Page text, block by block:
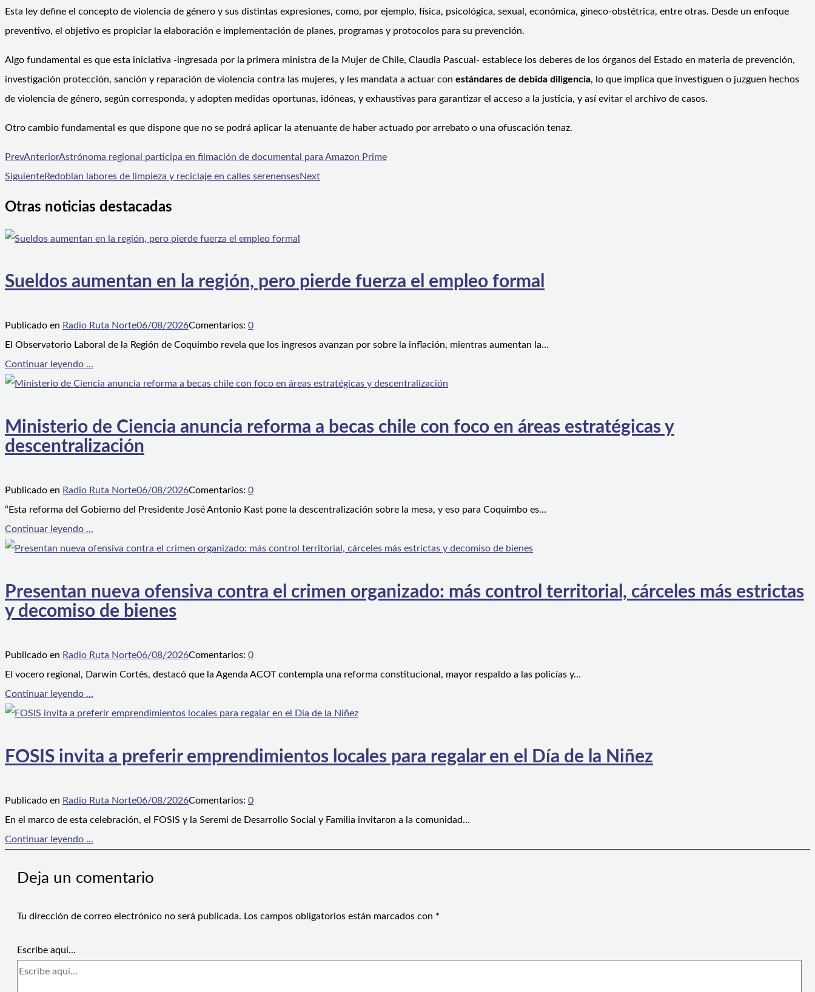
Esta ley define el concepto de violencia de género y sus distintas expresiones, como, por ejemplo, física, psicológica, sexual, económica, gineco-obstétrica, entre otras. Desde un enfoque
preventivo, el objetivo es propiciar la elaboración e implementación de planes, programas y protocolos para su prevención.
Algo fundamental es que esta iniciativa -ingresada por la primera ministra de la Mujer de Chile, Claudia Pascual- establece los deberes de los órganos del Estado en materia de prevención,
investigación protección, sanción y reparación de violencia contra las mujeres, y les mandata a actuar con estándares de debida diligencia, lo que implica que investiguen o juzguen hechos
de violencia de género, según corresponda, y adopten medidas oportunas, idóneas, y exhaustivas para garantizar el acceso a la justicia, y así evitar el archivo de casos.
Otro cambio fundamental es que dispone que no se podrá aplicar la atenuante de haber actuado por arrebato o una ofuscación tenaz.
PrevAnteriorAstrónoma regional participa en filmación de documental para Amazon Prime
SiguienteRedoblan labores de limpieza y reciclaje en calles serenensesNext
Otras noticias destacadas
Sueldos aumentan en la región, pero pierde fuerza el empleo formal
Publicado en Radio Ruta Norte06/08/2026Comentarios: 0
El Observatorio Laboral de la Región de Coquimbo revela que los ingresos avanzan por sobre la inflación, mientras aumentan la…
Continuar leyendo ...
Ministerio de Ciencia anuncia reforma a becas chile con foco en áreas estratégicas y
descentralización
Publicado en Radio Ruta Norte06/08/2026Comentarios: 0
“Esta reforma del Gobierno del Presidente José Antonio Kast pone la descentralización sobre la mesa, y eso para Coquimbo es…
Continuar leyendo ...
Presentan nueva ofensiva contra el crimen organizado: más control territorial, cárceles más estrictas
y decomiso de bienes
Publicado en Radio Ruta Norte06/08/2026Comentarios: 0
El vocero regional, Darwin Cortés, destacó que la Agenda ACOT contempla una reforma constitucional, mayor respaldo a las policías y…
Continuar leyendo ...
FOSIS invita a preferir emprendimientos locales para regalar en el Día de la Niñez
Publicado en Radio Ruta Norte06/08/2026Comentarios: 0
En el marco de esta celebración, el FOSIS y la Seremi de Desarrollo Social y Familia invitaron a la comunidad…
Continuar leyendo ...
Deja un comentario
Tu dirección de correo electrónico no será publicada. Los campos obligatorios están marcados con *
Escribe aquí...